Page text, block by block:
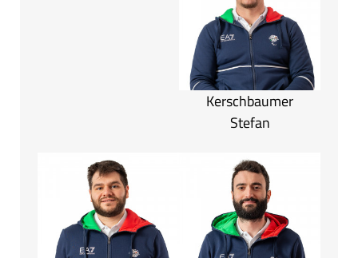
Kerschbaumer
Stefan